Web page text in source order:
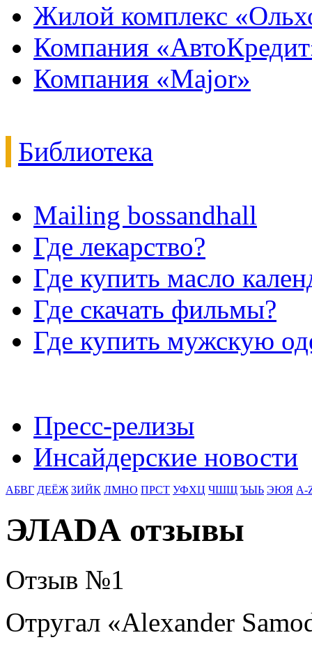
Жилой комплекс
Компания
Компания «Major»
Библиотека
Mailing bossandhall
Где лекарство?
Где купить масло
Где скачать фильмы?
Где купить мужскую
Пресс-релизы
Инсайдерские новости
АБВГ ДЕЁЖ ЗИЙК ЛМНО ПРСТ УФХЦ ЧШЩ ЪЫЬ ЭЮЯ A-
ЭЛАDА отзывы
Отзыв №1
Отругал «Alexander